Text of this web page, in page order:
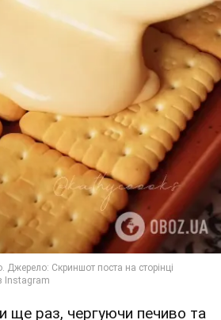
ще раз, чергуючи печиво та